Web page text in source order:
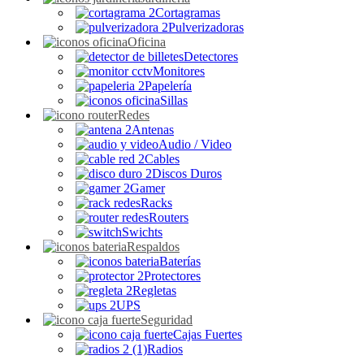
Cortagramas
Pulverizadoras
Oficina
Detectores
Monitores
Papelería
Sillas
Redes
Antenas
Audio / Video
Cables
Discos Duros
Gamer
Racks
Routers
Swichts
Respaldos
Baterías
Protectores
Regletas
UPS
Seguridad
Cajas Fuertes
Radios